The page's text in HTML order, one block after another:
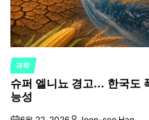
POSTED
IN
과학
슈퍼 엘니뇨 경고… 한국도
능성